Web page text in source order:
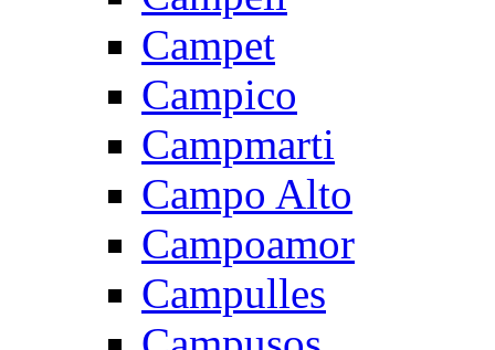
Campet
Campico
Campmarti
Campo Alto
Campoamor
Campulles